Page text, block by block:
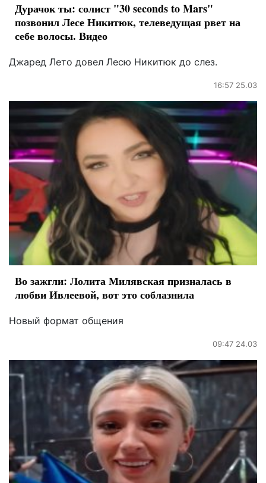
Дурачок ты: солист "30 seconds to Mars"
позвонил Лесе Никитюк, телеведущая рвет на
себе волосы. Видео
Джаред Лето довел Лесю Никитюк до слез.
16:57 25.03
Во зажгли: Лолита Милявская призналась в
любви Ивлеевой, вот это соблазнила
Новый формат общения
09:47 24.03